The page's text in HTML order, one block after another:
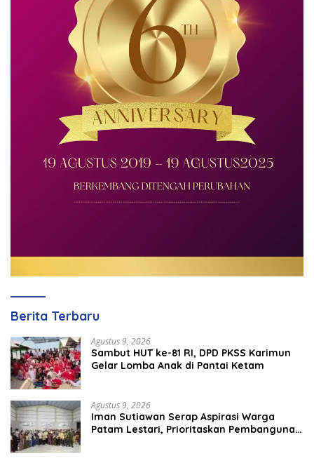
Berita Terbaru
Agustus 9, 2026
Sambut HUT ke-81 RI, DPD PKSS Karimun
Gelar Lomba Anak di Pantai Ketam
Agustus 9, 2026
Iman Sutiawan Serap Aspirasi Warga
Patam Lestari, Prioritaskan Pembangunan